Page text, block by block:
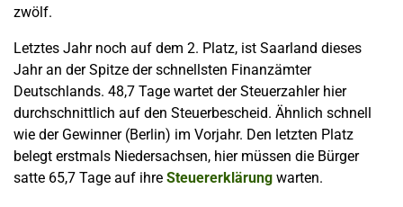
zwölf.
Letztes Jahr noch auf dem 2. Platz, ist Saarland dieses
Jahr an der Spitze der schnellsten Finanzämter
Deutschlands. 48,7 Tage wartet der Steuerzahler hier
durchschnittlich auf den Steuerbescheid. Ähnlich schnell
wie der Gewinner (Berlin) im Vorjahr. Den letzten Platz
belegt erstmals Niedersachsen, hier müssen die Bürger
satte 65,7 Tage auf ihre Steuererklärung warten.